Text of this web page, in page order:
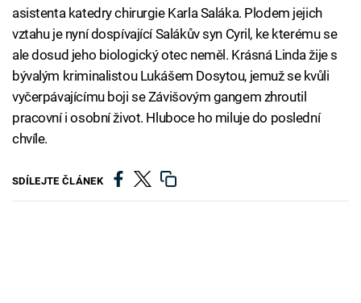
asistenta katedry chirurgie Karla Saláka. Plodem jejich
vztahu je nyní dospívající Salákův syn Cyril, ke kterému se
ale dosud jeho biologický otec neměl. Krásná Linda žije s
bývalým kriminalistou Lukášem Dosytou, jemuž se kvůli
vyčerpávajícímu boji se Závišovým gangem zhroutil
pracovní i osobní život. Hluboce ho miluje do poslední
chvíle.
SDÍLEJTE ČLÁNEK